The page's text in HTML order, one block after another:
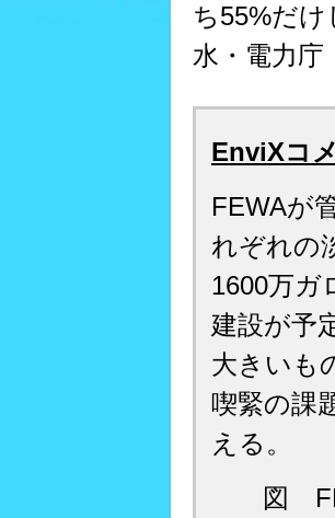
ち55%だ
水・電力
EnviXコ
FEWAが
れぞれの
1600万ガ
建設が予
大きいも
喫緊の課
える。
図